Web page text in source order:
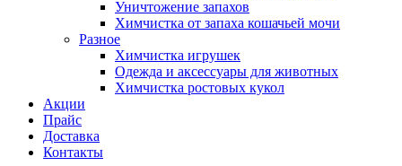
Уничтожение запахов
Химчистка от запаха кошачьей мочи
Разное
Химчистка игрушек
Одежда и аксессуары для животных
Химчистка ростовых кукол
Акции
Прайс
Доставка
Контакты